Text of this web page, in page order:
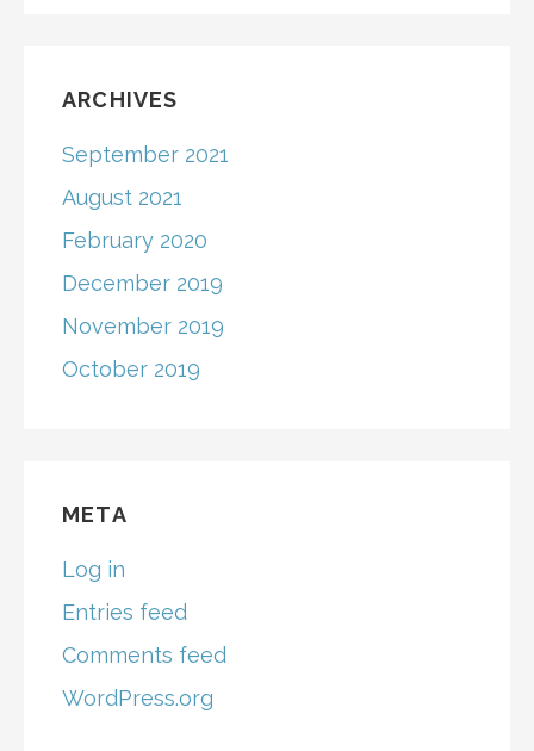
ARCHIVES
September 2021
August 2021
February 2020
December 2019
November 2019
October 2019
META
Log in
Entries feed
Comments feed
WordPress.org